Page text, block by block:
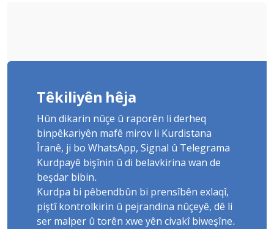
Têkiliyên hêja
Hûn dikarin nûçe û raporên li derheq
binpêkariyên mafê mirov li Kurdistana
Îranê, ji bo WhatsApp, Signal û Telegrama
Kurdpayê bişînin û di belavkirina wan de
beşdar bibin.
Kurdpa bi pêbendbûn bi prensîbên exlaqî,
piştî kontrolkirin û pejrandina nûçeyê, dê li
ser malper û torên xwe yên civakî biweşîne.